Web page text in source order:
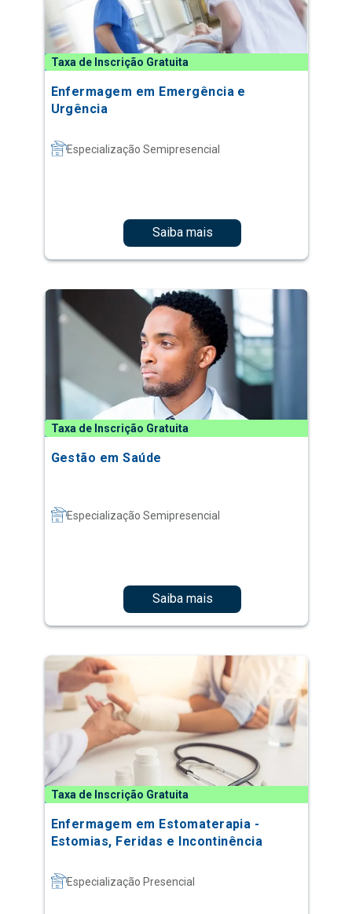
Taxa de Inscrição Gratuita
Enfermagem em Emergência e
Urgência
Especialização Semipresencial
Saiba mais
Taxa de Inscrição Gratuita
Gestão em Saúde
Especialização Semipresencial
Saiba mais
Taxa de Inscrição Gratuita
Enfermagem em Estomaterapia -
Estomias, Feridas e Incontinência
Especialização Presencial